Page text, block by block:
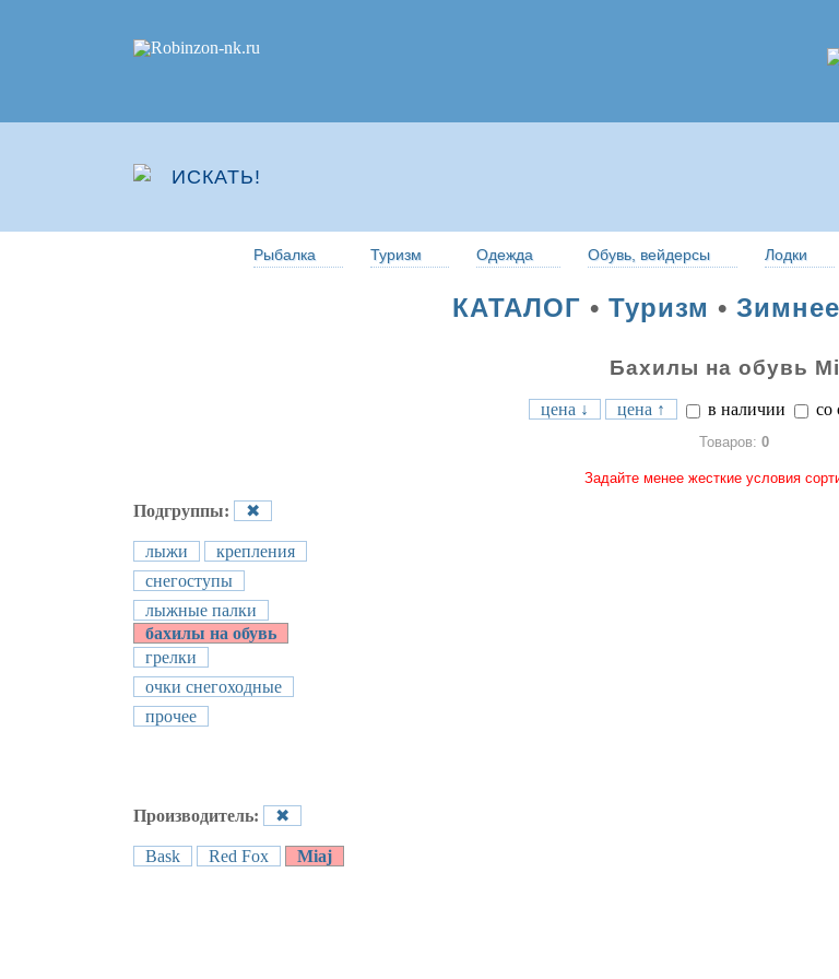
Рыбалка Туризм Одежда Обувь, вейдерсы Лодки
КАТАЛОГ • Туризм •
Бахилы на обувь
цена ↓ цена ↑ в наличии со
Товаров: 0
Задайте менее жесткие условия
Подгруппы: ✖
лыжи
крепления
снегоступы
лыжные палки
бахилы на обувь
грелки
очки снегоходные
прочее
Производитель: ✖
Bask Red Fox Miaj